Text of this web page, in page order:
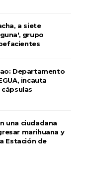
a siete
grupo
Departamento
incauta
una ciudadana
marihuana y
Estación de